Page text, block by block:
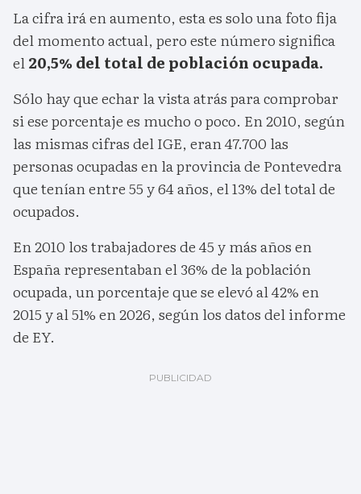
La cifra irá en aumento, esta es solo una foto fija
del momento actual, pero este número significa
el20,5% del total de población ocupada.
Sólo hay que echar la vista atrás para comprobar
si ese porcentaje es mucho o poco. En 2010, según
las mismas cifras del IGE, eran 47.700 las
personas ocupadas en la provincia de Pontevedra
que tenían entre 55 y 64 años, el 13% del total de
ocupados.
En 2010 los trabajadores de 45 y más años en
España representaban el 36% de la población
ocupada, un porcentaje que se elevó al 42% en
2015 y al 51% en 2026, según los datos del informe
de EY.